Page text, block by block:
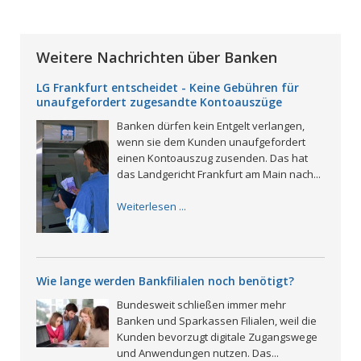
Weitere Nachrichten über Banken
LG Frankfurt entscheidet - Keine Gebühren für
unaufgefordert zugesandte Kontoauszüge
Banken dürfen kein Entgelt verlangen,
wenn sie dem Kunden unaufgefordert
einen Kontoauszug zusenden. Das hat
das Landgericht Frankfurt am Main nach...
Weiterlesen ...
Wie lange werden Bankfilialen noch benötigt?
Bundesweit schließen immer mehr
Banken und Sparkassen Filialen, weil die
Kunden bevorzugt digitale Zugangswege
und Anwendungen nutzen. Das...